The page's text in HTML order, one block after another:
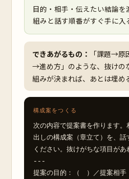
目的・相手・伝えたい結論を
組みと話す順番がすぐ手に入
できあがるもの：
「課題→
→進め方」のような、抜けの
組みが決まれば、あとは埋め
構成案をつくる
次の内容で提案書を作ります
出しの構成案（章立て）を、
ください。抜けがちな項目があ
---
提案の目的：（　）／提案相